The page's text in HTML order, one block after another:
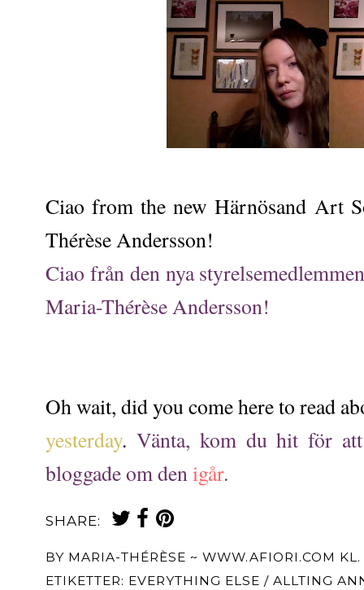
Ciao from the new Härnösand Art
Thérèse Andersson!
Ciao från den nya
Maria-Thérèse Andersson!
Oh wait, did you come here to read
yesterday. Vänta, kom du hit för
bloggade om denigår.
SHARE:
BY MARIA-THÉRÈSE ~ WWW.AFIORI.COM KL.
ETIKETTER: EVERYTHING ELSE / ALLTING